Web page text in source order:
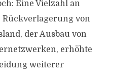
Eine Vielzahl an
von
der Ausbau von
erhöhte
weiterer